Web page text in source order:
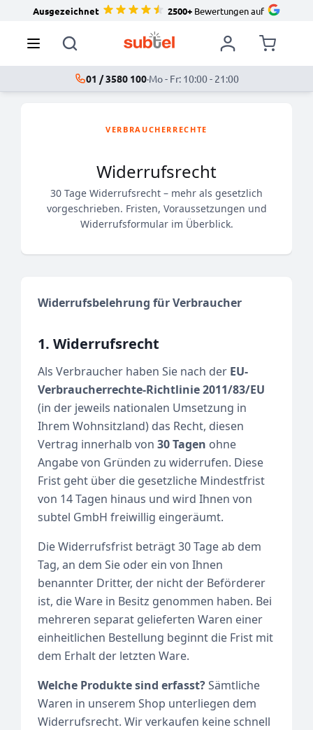
Ausgezeichnet 2500+Bewertungen auf
01 / 3580 100·Mo - Fr: 10:00 - 21:00
VERBRAUCHERRECHTE
Widerrufsrecht
30 Tage Widerrufsrecht – mehr als gesetzlich
vorgeschrieben. Fristen, Voraussetzungen und
Widerrufsformular im Überblick.
Widerrufsbelehrung für Verbraucher
1. Widerrufsrecht
Als Verbraucher haben Sie nach der EU-
Verbraucherrechte-Richtlinie 2011/83/EU
(in der jeweils nationalen Umsetzung in
Ihrem Wohnsitzland) das Recht, diesen
Vertrag innerhalb von 30 Tagen ohne
Angabe von Gründen zu widerrufen. Diese
Frist geht über die gesetzliche Mindestfrist
von 14 Tagen hinaus und wird Ihnen von
subtel GmbH freiwillig eingeräumt.
Die Widerrufsfrist beträgt 30 Tage ab dem
Tag, an dem Sie oder ein von Ihnen
benannter Dritter, der nicht der Beförderer
ist, die Ware in Besitz genommen haben. Bei
mehreren separat gelieferten Waren einer
einheitlichen Bestellung beginnt die Frist mit
dem Erhalt der letzten Ware.
Welche Produkte sind erfasst?Sämtliche
Waren in unserem Shop unterliegen dem
Widerrufsrecht. Wir verkaufen keine schnell